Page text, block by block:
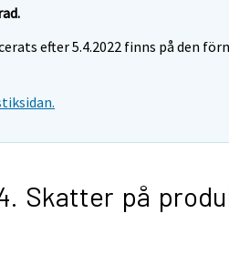
efter 5.4.2022 finns på den
Skatter på